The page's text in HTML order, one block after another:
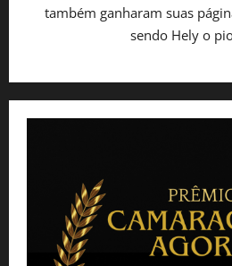
também ganharam suas
sendo Hely o